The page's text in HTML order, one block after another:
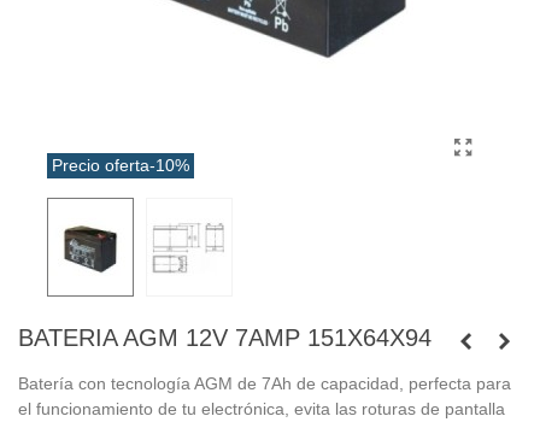
Precio oferta-10%
BATERIA AGM 12V 7AMP 151X64X94
Batería con tecnología AGM de 7Ah de capacidad, perfecta para
el funcionamiento de tu electrónica, evita las roturas de pantalla